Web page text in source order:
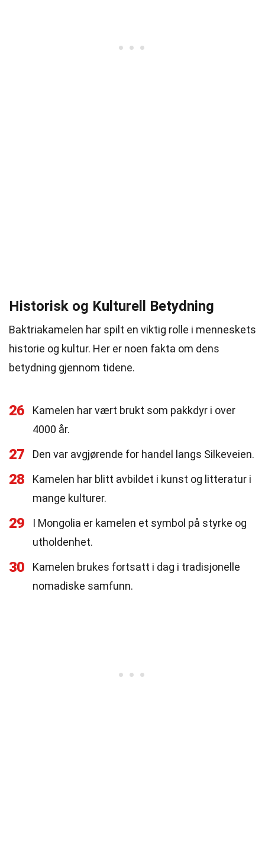
Historisk og Kulturell Betydning
Baktriakamelen har spilt en viktig rolle i menneskets
historie og kultur. Her er noen fakta om dens
betydning gjennom tidene.
26
Kamelen har vært brukt som pakkdyr i over
4000 år.
27 Den var avgjørende for handel langs Silkeveien.
28
Kamelen har blitt avbildet i kunst og litteratur i
mange kulturer.
29
I Mongolia er kamelen et symbol på styrke og
utholdenhet.
30
Kamelen brukes fortsatt i dag i tradisjonelle
nomadiske samfunn.